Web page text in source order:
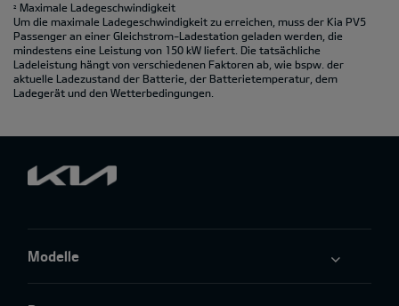
2
Maximale Ladegeschwindigkeit
Um die maximale Ladegeschwindigkeit zu erreichen, muss der Kia PV5
Passenger an einer Gleichstrom-Ladestation geladen werden, die
mindestens eine Leistung von 150 kW liefert. Die tatsächliche
Ladeleistung hängt von verschiedenen Faktoren ab, wie bspw. der
aktuelle Ladezustand der Batterie, der Batterietemperatur, dem
Ladegerät und den Wetterbedingungen.
Modelle